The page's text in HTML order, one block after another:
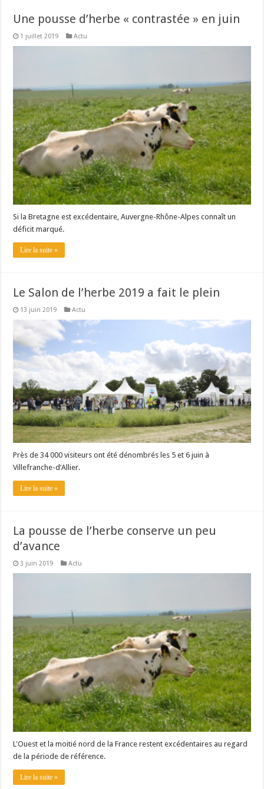
Une pousse d’herbe « contrastée » en juin
1 juillet 2019 Actu
Si la Bretagne est excédentaire, Auvergne-Rhône-Alpes connaît un
déficit marqué.
Lire la suite »
Le Salon de l’herbe 2019 a fait le plein
13 juin 2019 Actu
Près de 34 000 visiteurs ont été dénombrés les 5 et 6 juin à
Villefranche-d’Allier.
Lire la suite »
La pousse de l’herbe conserve un peu
d’avance
3 juin 2019 Actu
L'Ouest et la moitié nord de la France restent excédentaires au regard
de la période de référence.
Lire la suite »